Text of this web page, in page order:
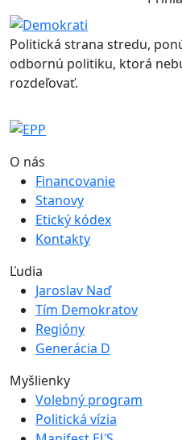
O nás
Stanovy
Etický kódex
Kontakty
Ľudia
Jaroslav Naď
Tím Demokratov
Regióny
Generácia D
Myšlienky
Volebný program
Politická vízia
Manifest EĽS
Program EĽS
Novinky
Najbližšie nás uvidíte